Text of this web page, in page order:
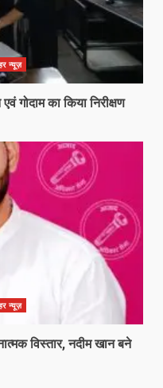
न्यूज़
गोदाम का किया निरीक्षण
न्यूज़
विस्तार, नदीम खान बने